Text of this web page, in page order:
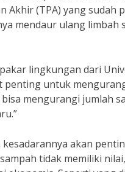
Akhir (TPA) yang sudah
mendaur ulang limbah
lingkungan dari
untuk
mengurangi jumlah
akan
tidak memiliki